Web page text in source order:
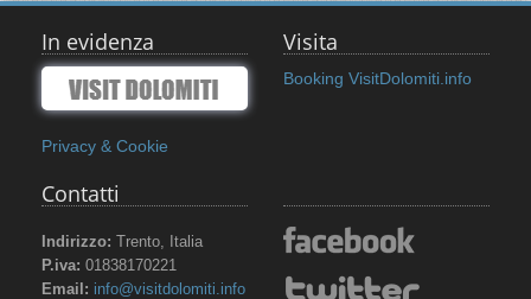
In evidenza
Privacy & Cookie
Visita
Booking VisitDolomiti.info
Contatti
Indirizzo: Trento, Italia
P.iva: 01838170221
Email: info@visitdolomiti.info